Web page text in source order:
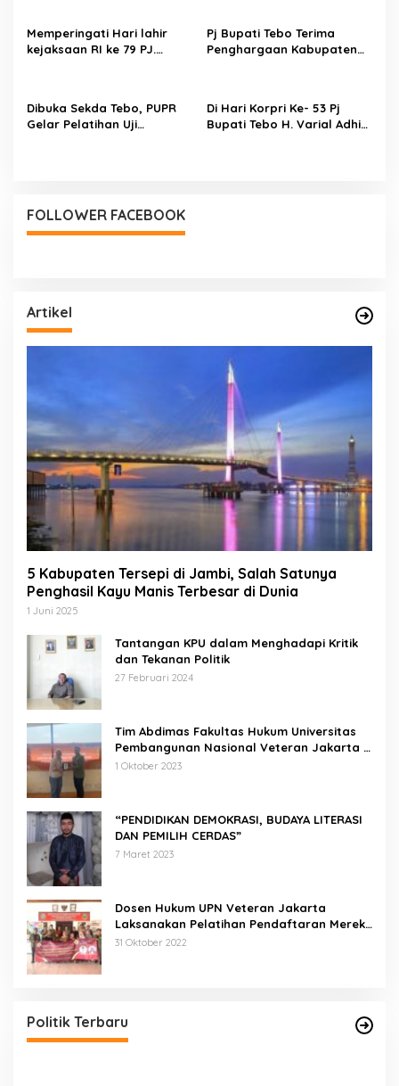
Memperingati Hari lahir
kejaksaan RI ke 79 PJ.
Pj Bupati Tebo Terima
Penghargaan Kabupaten
Dibuka Sekda Tebo, PUPR
Gelar Pelatihan Uji
Di Hari Korpri Ke- 53 Pj
Bupati Tebo H. Varial Adhi
FOLLOWER FACEBOOK
Artikel
5 Kabupaten Tersepi di Jambi, Salah Satunya
Penghasil Kayu Manis Terbesar di Dunia
1 Juni 2025
Tantangan KPU dalam Menghadapi Kritik
dan Tekanan Politik
27 Februari 2024
Tim Abdimas Fakultas Hukum Universitas
Pembangunan Nasional Veteran Jakarta
Melakukan Pendampingan dan
1 Oktober 2023
“PENDIDIKAN DEMOKRASI, BUDAYA LITERASI
DAN PEMILIH CERDAS”
7 Maret 2023
Dosen Hukum UPN Veteran Jakarta
Laksanakan Pelatihan Pendaftaran Merek
di Desa Jatisura Kabupaten Indramayu
31 Oktober 2022
Politik Terbaru
Pernah Sadap Karet Untuk Biayai Sekolah, Edi
Di Politik, Titik Kota Jambi